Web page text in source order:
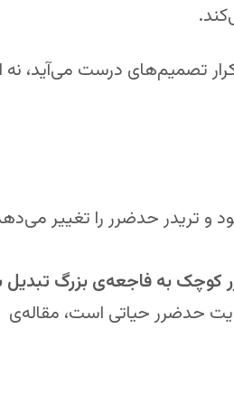
تصمیم‌های درست می‌آید،
و تریدر حدضرر را تغییر
کوچک به فاجعه‌ی بزرگ
حدضرر حیاتی است، مقاله‌ی